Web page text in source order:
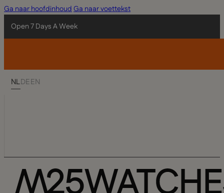
Ga naar hoofdinhoudGa naar voettekst
Open 7 Days A Week
NLDEEN